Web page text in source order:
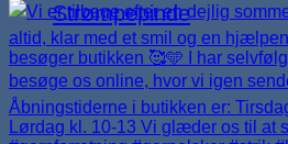
Strømpepinde